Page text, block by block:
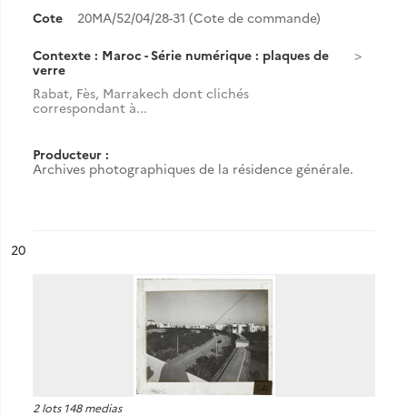
Cote 20MA/52/04/28-31 (Cote de commande)
Contexte : Maroc - Série numérique : plaques de
verre
Rabat, Fès, Marrakech dont clichés
correspondant à...
Producteur :
Archives photographiques de la résidence générale.
n°
20
2 lots 148 medias